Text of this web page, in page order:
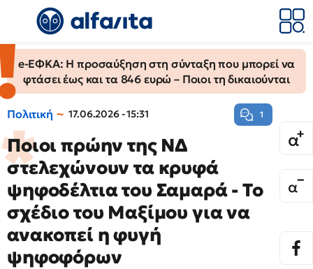
e-ΕΦΚΑ: Η προσαύξηση στη σύνταξη που μπορεί να
φτάσει έως και τα 846 ευρώ – Ποιοι τη δικαιούνται
Πολιτική 17.06.2026 - 15:31 1
Ποιοι πρώην της ΝΔ
στελεχώνουν τα κρυφά
ψηφοδέλτια του Σαμαρά - Το
σχέδιο του Μαξίμου για να
ανακοπεί η φυγή
ψηφοφόρων